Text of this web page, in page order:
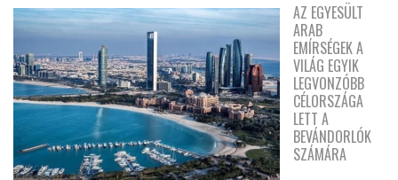
AZ EGYESÜLT
ARAB
EMÍRSÉGEK A
VILÁG EGYIK
LEGVONZÓBB
CÉLORSZÁGA
LETT A
BEVÁNDORLÓK
SZÁMÁRA